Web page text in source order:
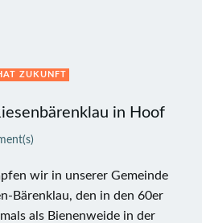
ZUKUNFT
in Hoof
wir in unserer Gemeinde
Bärenklau, den in den 60er
als Bienenweide in der